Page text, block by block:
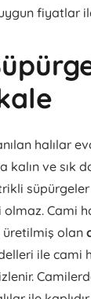
fiyatlar
halılar
kalın ve sık
süpürgeler
Cami
üretilmiş olan
ile cami